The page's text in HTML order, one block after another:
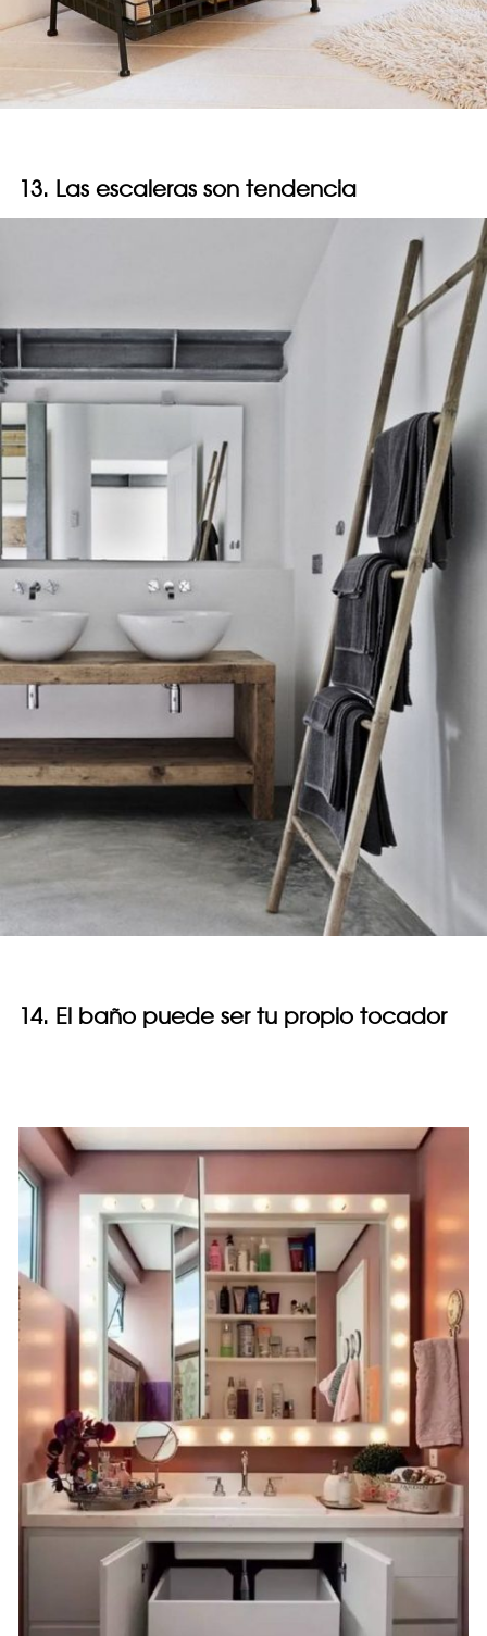
13. Las escaleras son tendencia
14. El baño puede ser tu propio tocador